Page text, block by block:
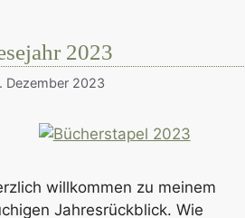
2023
Dezember 2023
willkommen zu meinem
Jahresrückblick. Wie